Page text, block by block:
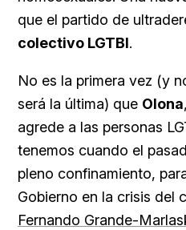
que el partido de
colectivo LGTBI.
No es la primera vez (y
será la última) que Olona
agrede a las personas
tenemos cuando el
pleno confinamiento,
Gobierno en la crisis del
Fernando Grande-